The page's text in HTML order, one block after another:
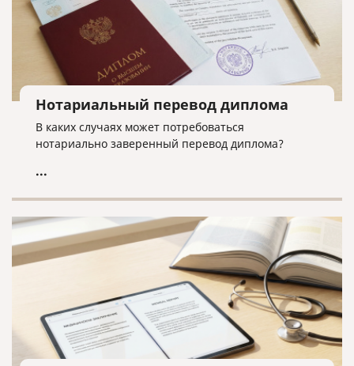
Нотариальный перевод диплома
В каких случаях может потребоваться
нотариально заверенный перевод диплома?
...